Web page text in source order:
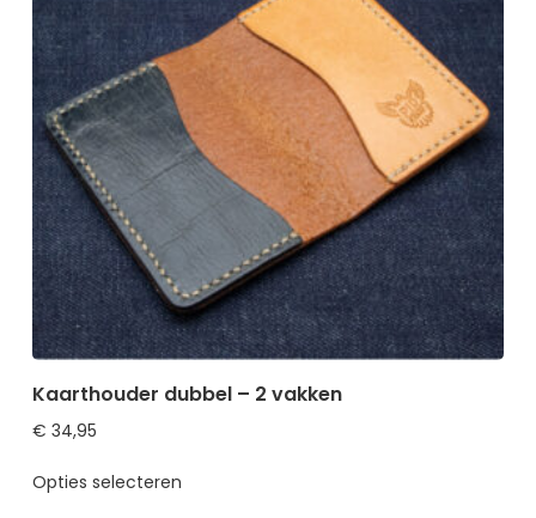
Kaarthouder dubbel – 2 vakken
€ 34,95
Opties selecteren